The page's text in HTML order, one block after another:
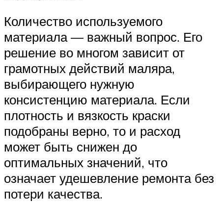
Количество используемого
материала — важный вопрос. Его
решение во многом зависит от
грамотных действий маляра,
выбирающего нужную
консистенцию материала. Если
плотность и вязкость краски
подобраны верно, то и расход
может быть снижен до
оптимальных значений, что
означает удешевление ремонта без
потери качества.